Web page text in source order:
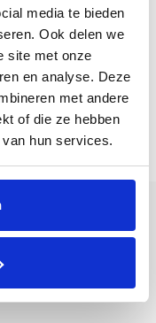
media te bieden
Ook delen we
site met onze
en analyse. Deze
met andere
of die ze hebben
hun services.
€3.279,95
Infrarood sauna